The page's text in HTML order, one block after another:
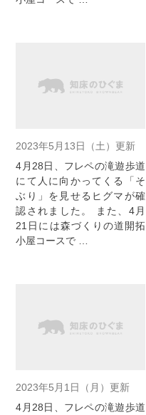
2023年5月13日（土）更新
4月28日、フレペの滝遊歩道
にて人に向かってくる「そ
ぶり」を見せるヒグマが確
認されました。 また、4月
21日には森づくりの道開拓
小屋コースで …
2023年5月1日（月）更新
4月28日、フレペの滝遊歩道